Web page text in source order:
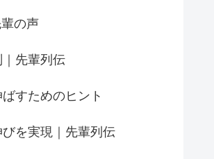
の声
先輩列伝
すためのヒント
を実現｜先輩列伝